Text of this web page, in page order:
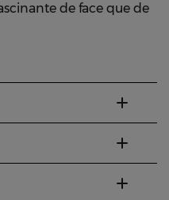
de face que de